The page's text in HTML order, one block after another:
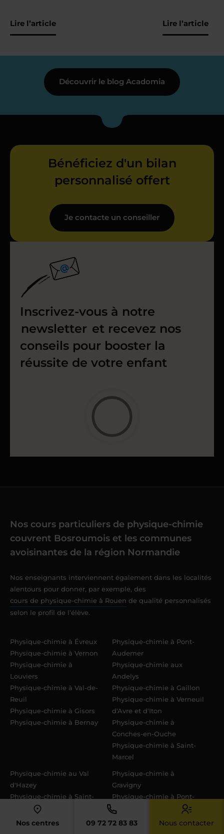
Nos centres 09 72 72 83 83 Nous contacter
Lire l’article Lire l’article
Découvrir le blog Acadomia
Bénéficiez d'un bilan
personnalisé offert
Je contacte un conseiller
Inscrivez-vous à notre
newsletter et recevez nos
conseils pour booster la
réussite de votre enfant
Nos cours particuliers de physique-chimie
couvrent Bosroumois et les communes
avoisinantes de la région Normandie
Nos enseignants interviennent également dans les localités
alentours pour donner, par exemple, des
cours de physique-chimie à Rouen de qualité personnalisés
selon le profil de l’élève.
Physique-chimie à Évreux
Physique-chimie à Vernon
Physique-chimie à
Louviers
Physique-chimie à Val-de-
Reuil
Physique-chimie à Gisors
Physique-chimie à Bernay
Physique-chimie à Pont-
Audemer
Physique-chimie aux
Andelys
Physique-chimie à Gaillon
Physique-chimie à Verneuil
d'Avre et d'Iton
Physique-chimie à
Conches-en-Ouche
Physique-chimie à Saint-
Marcel
Physique-chimie au Val
d'Hazey
Physique-chimie à Saint-
Sébastien-de-Morsent
Physique-chimie à Pacy-
Physique-chimie à
Gravigny
Physique-chimie à Pont-
de-l'Arche
Physique-chimie à